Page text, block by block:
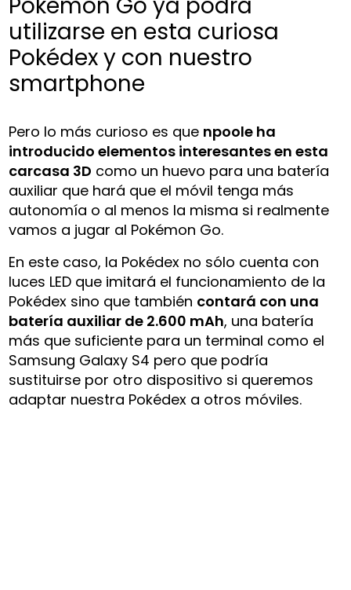
utilizarse en esta curiosa
Pokédex y con nuestro
smartphone
Pero lo más curioso es que npoole ha
introducido elementos interesantes en esta
carcasa 3D como un huevo para una batería
auxiliar que hará que el móvil tenga más
autonomía o al menos la misma si realmente
vamos a jugar al Pokémon Go.
En este caso, la Pokédex no sólo cuenta con
luces LED que imitará el funcionamiento de la
Pokédex sino que también contará con una
batería auxiliar de 2.600 mAh, una batería
más que suficiente para un terminal como el
Samsung Galaxy S4 pero que podría
sustituirse por otro dispositivo si queremos
adaptar nuestra Pokédex a otros móviles.